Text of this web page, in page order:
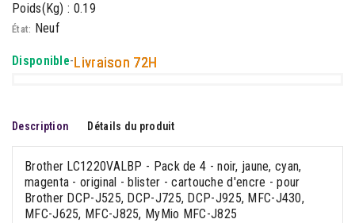
Poids(Kg) : 0.19
État: Neuf
Disponible-Livraison 72H
Description Détails du produit
Brother LC1220VALBP - Pack de 4 - noir, jaune, cyan,
magenta - original - blister - cartouche d'encre - pour
Brother DCP-J525, DCP-J725, DCP-J925, MFC-J430,
MFC-J625, MFC-J825, MyMio MFC-J825